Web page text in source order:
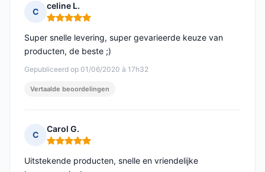
C
celine L.
Opmerking: 5 van 5
Gepubliceerd op 01/06/2020 à 17h32
Super snelle levering, super gevarieerde keuze van
producten, de beste ;)
Vertaalde beoordelingen
C
Carol G.
Opmerking: 5 van 5
Uitstekende producten, snelle en vriendelijke